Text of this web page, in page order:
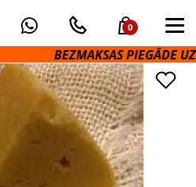
0
BEZMAKSAS PIEGĀDE